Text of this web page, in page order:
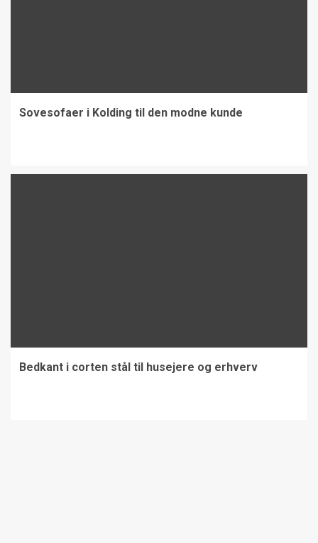
Sovesofaer i Kolding til den modne kunde
Bedkant i corten stål til husejere og erhverv